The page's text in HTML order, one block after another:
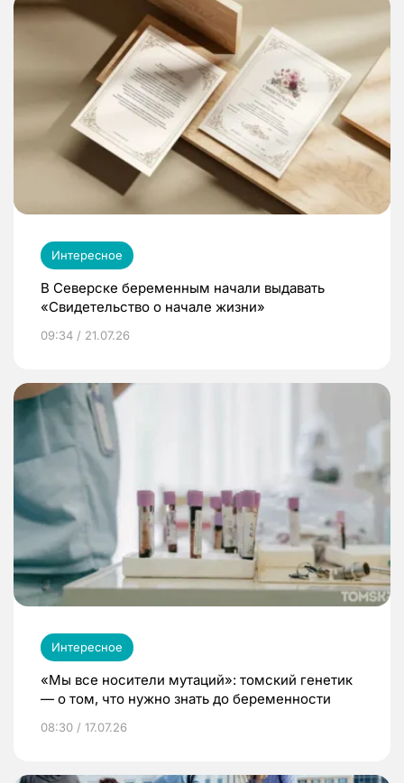
Интересное
В Северске беременным начали выдавать
«Свидетельство о начале жизни»
09:34 / 21.07.26
Интересное
«Мы все носители мутаций»: томский генетик
— о том, что нужно знать до беременности
08:30 / 17.07.26